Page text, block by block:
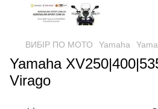
ВИБІР ПО МОТО Yamaha
Yamaha
Virago